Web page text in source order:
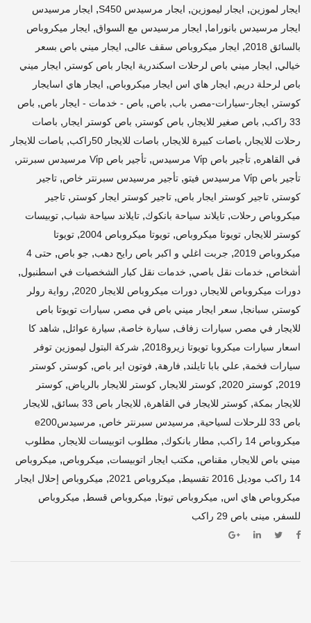
ايجار لموزين, ايجار ليموزين, ايجار مرسيدس S450 , ايجار مرسيدس
ايجار مرسيدس بانوراما, ايجار مرسيدس مع السواق, ايجار ميكروباص
بالسائق 2018
, ايجار ميكروباص سقف عالى, ايجار ميني باص بسعر
خيالي, ايجار ميني باص لرحلات اسكندرية ايجار باص كوستر , ايجار ميني
باص لرحلة دريم, ايجار هاي اس ايجار ميكروباص, ايجار هاي اسايجار
كوستر , ايجار-سيارات-مصر , باب, باص, باص - خدمات - ايجار باص, باص
33 راكب
, باص صغير للايجار , باص كوستر , باص كوستر ايجار , باصات
رحلات للايجار , باصات كبيرة للايجار , باصات للايجار 50راكب , باصات للايجار
في القاهره, تأجير باص Vi̇p مرسيدس , تأجير باص Vi̇p مرسيدس سبرنتر ,
تأجير باص Vi̇p مرسيدس فيتو , تأجير مرسيدس سبرنتر خاص, تاجير
كوستر , تاجير كوستر ايجار باص, تاجير كوستر ايجار كوستر , تاجير
ميكروباص رحلات, تايلاند سياحة بانكوك, تايلاند سياحة شباب, توبيسات
كوستر للايجار , تويوتا ميكروباص, تويوتا ميكروباص 2004 , تويوتا
ميكروباص 2019
, جربت اغلي و اكبر باص رايح دهب, جو باص,
حتى 4
أشخاص, خدمات نقل باصي, خدمات نقل كبار الشخصيات في اسطنبول,
دورات ميكروباص للايجار , دورات ميكروباص للايجار 2020 , رواية رولر
كوستر , سبانجا, سعر ايجار ميني باص في مصر , سيارات تويوتا باص
للايجار في مصر , سيارات زفاف, سيارة خاصة, سيارة عوائل, شاهد كا
اسعار سيارات ميكروبا تويوتا زيرو2018
, شركة البتول ليموزين توفر
سيارات فخمة, علي بابا تايلند, فارهة, فوتون اير باص, كوستر , كوستر
2019
, كوستر 2020 , كوستر للايجار , كوستر للايجار بالرياض, كوستر
للايجار بمكة, كوستر للايجار في القاهرة, للايجار باص 33 بسائق , للايجار
باص 33 للرحلات لسياحية
, مرسيدس سبرنتر خاص,
مرسيدسe200
ميكروباص 14 راكب
, مطار بانكوك, مطلوب اتوبيسات للايجار , مطلوب
ميني باص للايجار , مقناص, مكتب ايجار اتوبيسات, ميكروباص, ميكروباص
14 راكب موديل 2016 تقسيط
, ميكروباص 2021 , ميكروباص إحلال ايجار
ميكروباص هاي اس, ميكروباص تيوتا, ميكروباص قسط, ميكروباص
للسفر , مينى باص 29 راكب